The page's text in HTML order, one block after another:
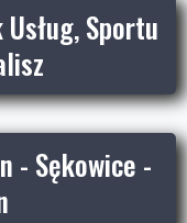
Sportu
- Sękowice -